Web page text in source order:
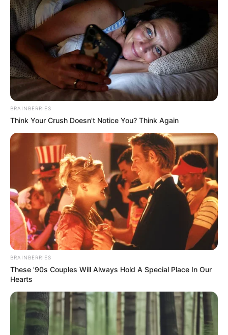
ΕΠΕΙΓΟΝ: Στην απόφαση ΑΠΑΓΟΡΕΥΣΗΣ rapid...
Έρχεται το μεγαλύτερο κραχ
στη σύγχρονη Ιστορία
Διέρρευσε η κρίσιμη
συμφωνία ΕΕ – Pfizer
Μια σημαντική και δίκαιη
ανάλυση της ομιλίας του
Πούτιν.. Ο οποίος δεν...
ΙΡΙΔΙΖΟΝΤΕΣ ΘΩΡΑΚΕΣ
ΠΟΛΕΜΙΣΤΩΝ
ΑΝΤΑΝΑΚΛΟΥΝ ΤΟ ΦΩΣ ΣΤΟ
ΣΤΕΡΕΩΜΑ ΚΑΙ ΣΦΡΑΓΙΖΟΥΝ
ΤΗΝ ΝΥΧΤΑ.
BRAINBERRIES
Think Your Crush Doesn't Notice You? Think Again
BRAINBERRIES
These '90s Couples Will Always Hold A Special Place In Our
Hearts